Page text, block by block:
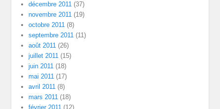
décembre 2011 (37)
novembre 2011 (19)
octobre 2011 (8)
septembre 2011 (11)
août 2011 (26)
juillet 2011 (15)
juin 2011 (18)
mai 2011 (17)
avril 2011 (8)
mars 2011 (18)
février 2011 (12)